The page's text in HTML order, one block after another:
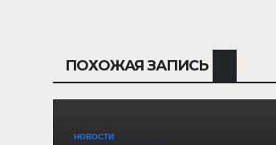
ПОХОЖАЯ ЗАПИСЬ
НОВОСТИ